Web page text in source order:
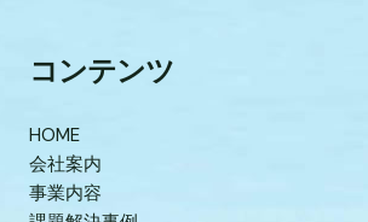
コンテンツ
HOME
会社案内
事業内容